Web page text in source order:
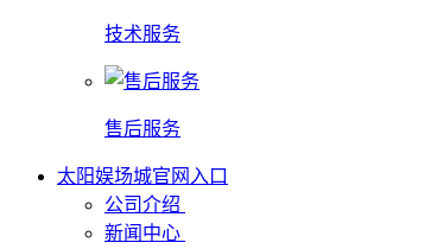
技术服务
售后服务
太阳娱场城官网入口
公司介绍
新闻中心